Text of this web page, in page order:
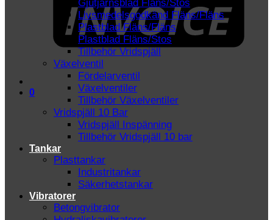
0
Gjutjärnsblad Fläns/Stos
Livsmedelsgodkänd Fläns/Fläns
Plastblad Fläns/Fläns
Plastblad Fläns/Stos
Tillbehör Vridspjäll
Växelventil
Fördelarventil
Växelventiler
Tillbehör Växelventiler
Vridspjäll 10 Bar
Vridspjäll Inspänning
Tillbehör Vridspjäll 10 bar
Tankar
Plasttankar
Industritankar
Säkerhetstankar
Vibratorer
Betongvibrator